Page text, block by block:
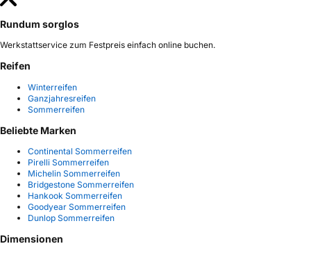
Rundum sorglos
Werkstattservice zum Festpreis einfach online buchen.
Reifen
Winterreifen
Ganzjahresreifen
Sommerreifen
Beliebte Marken
Continental Sommerreifen
Pirelli Sommerreifen
Michelin Sommerreifen
Bridgestone Sommerreifen
Hankook Sommerreifen
Goodyear Sommerreifen
Dunlop Sommerreifen
Dimensionen